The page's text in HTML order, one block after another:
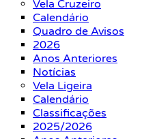
Vela Cruzeiro
Calendário
Quadro de Avisos
2026
Anos Anteriores
Notícias
Vela Ligeira
Calendário
Classificações
2025/2026